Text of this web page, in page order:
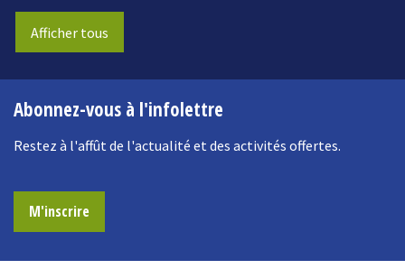
Afficher tous
Abonnez-vous à l'infolettre
Restez à l'affût de l'actualité et des activités offertes.
M'inscrire